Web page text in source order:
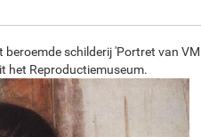
schilderij 'Portret van
het Reproductiemuseum.